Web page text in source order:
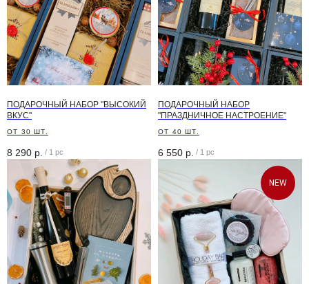
ПОДАРОЧНЫЙ НАБОР "ВЫСОКИЙ
ВКУС"
ОТ 30 ШТ.
8 290 р. / 1 pc
ПОДАРОЧНЫЙ НАБОР
"ПРАЗДНИЧНОЕ НАСТРОЕНИЕ"
ОТ 40 ШТ.
6 550 р. / 1 pc
NEW
Оставить заявку на заказ
*Техническая поддержка работает с
10:00 до 21:00 (по МСК)
WhatsApp
Telegram
+7
Отправить